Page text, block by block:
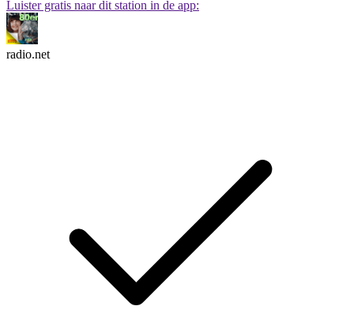
Luister gratis naar dit station in de app:
radio.net